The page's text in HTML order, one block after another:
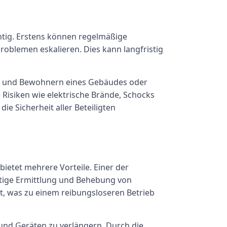
Erstens können regelmäßige
eskalieren. Dies kann langfristig
Bewohnern eines Gebäudes oder
wie elektrische Brände, Schocks
Sicherheit aller Beteiligten
mehrere Vorteile. Einer der
Ermittlung und Behebung von
was zu einem reibungsloseren Betrieb